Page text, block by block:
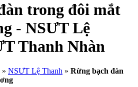
trong đôi mắt
- NSƯT Lệ
Thanh Nhàn
» NSƯT Lệ Thanh » Rừng bạch đàn